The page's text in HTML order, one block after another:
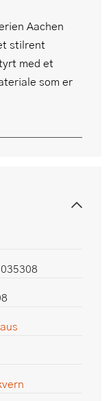
Aachen
stilrent
med et
som er